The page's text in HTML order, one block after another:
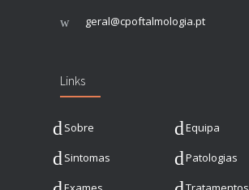
geral@cpoftalmologia.pt
Links
Sobre Equipa
Sintomas Patologias